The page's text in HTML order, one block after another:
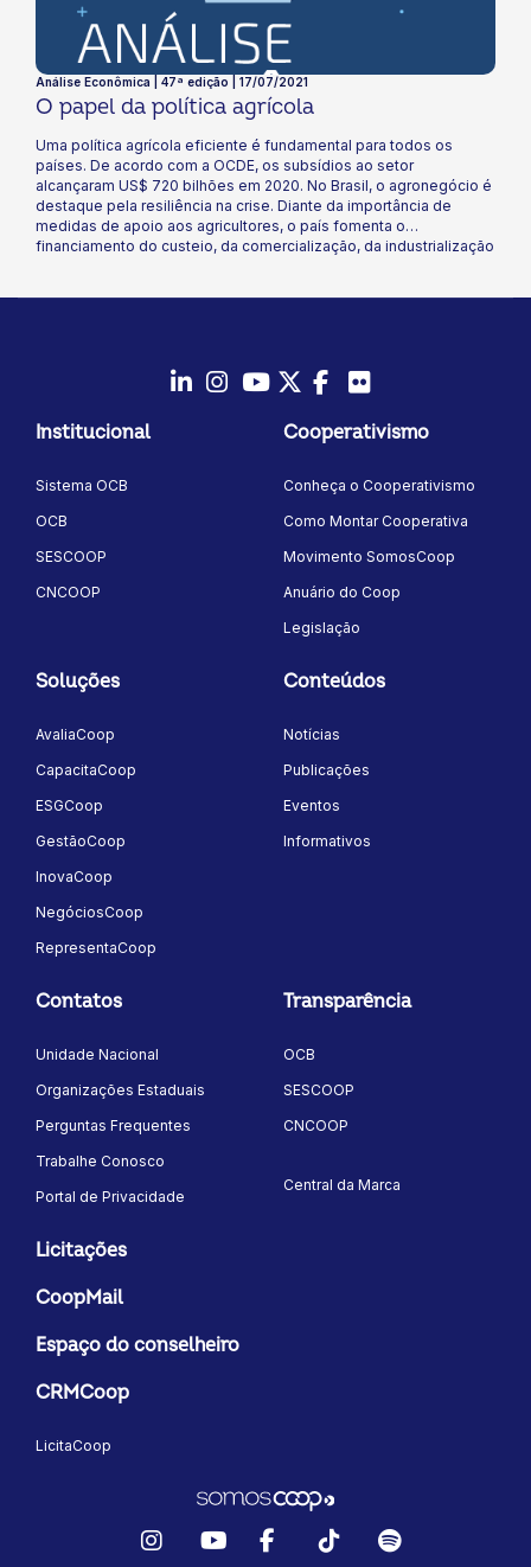
Análise Econômica | 47ª edição | 17/07/2021
O papel da política agrícola
Uma política agrícola eficiente é fundamental para todos os
países. De acordo com a OCDE, os subsídios ao setor
alcançaram US$ 720 bilhões em 2020. No Brasil, o agronegócio é
destaque pela resiliência na crise. Diante da importância de
medidas de apoio aos agricultores, o país fomenta o
financiamento do custeio, da comercialização, da industrialização
possibilitem bons resultados para nossas cooperativas!
Instagram
YoutubeTwitter/X
Facebook
Institucional
Sistema OCB
OCB
SESCOOP
CNCOOP
Cooperativismo
Conheça o Cooperativismo
Como Montar Cooperativa
Movimento SomosCoop
Anuário do Coop
Legislação
Soluções
AvaliaCoop
CapacitaCoop
ESGCoop
GestãoCoop
InovaCoop
NegóciosCoop
RepresentaCoop
Conteúdos
Notícias
Publicações
Eventos
Informativos
Contatos
Unidade Nacional
Organizações Estaduais
Perguntas Frequentes
Trabalhe Conosco
Portal de Privacidade
Transparência
OCB
SESCOOP
CNCOOP
Central da Marca
Licitações
CoopMail
Espaço do conselheiro
CRMCoop
LicitaCoop